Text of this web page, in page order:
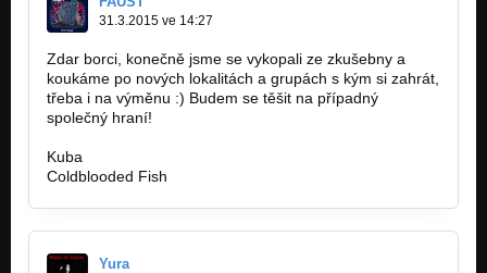
31.3.2015 ve 14:27
Zdar borci, konečně jsme se vykopali ze zkušebny a
koukáme po nových lokalitách a grupách s kým si zahrát,
třeba i na výměnu :) Budem se těšit na případný
společný hraní!
Kuba
Coldblooded Fish
Yura